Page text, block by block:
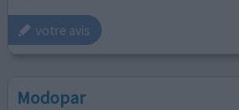
votre avis
Modopar